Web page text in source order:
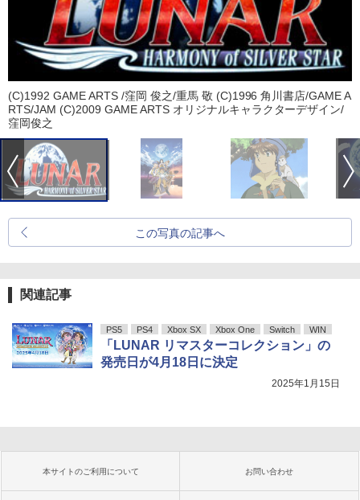
(C)1992 GAME ARTS /窪岡 俊之/重馬 敬 (C)1996 角川書店/GAME A
RTS/JAM (C)2009 GAME ARTS オリジナルキャラクターデザイン/
窪岡俊之
この写真の記事へ
関連記事
PS5 PS4 Xbox SX Xbox One Switch WIN
「LUNAR リマスターコレクション」の
発売日が4月18日に決定
2025年1月15日
本サイトのご利用について お問い合わせ